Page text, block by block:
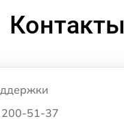
Контакты
200-51-37